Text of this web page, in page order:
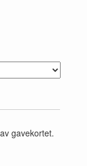
gavekortet.